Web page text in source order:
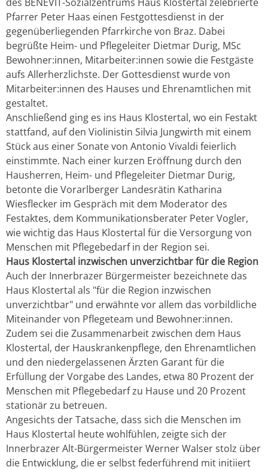
des BENEVIT-Sozialzentrums Haus Klostertal zelebrierte
Pfarrer Peter Haas einen Festgottesdienst in der
gegenüberliegenden Pfarrkirche von Braz. Dabei
begrüßte Heim- und Pflegeleiter Dietmar Durig, MSc
Bewohner:innen, Mitarbeiter:innen sowie die Festgäste
aufs Allerherzlichste. Der Gottesdienst wurde von
Mitarbeiter:innen des Hauses und Ehrenamtlichen mit
gestaltet.
Anschließend ging es ins Haus Klostertal, wo ein Festakt
stattfand, auf den Violinistin Silvia Jungwirth mit einem
Stück aus einer Sonate von Antonio Vivaldi feierlich
einstimmte. Nach einer kurzen Eröffnung durch den
Hausherren, Heim- und Pflegeleiter Dietmar Durig,
betonte die Vorarlberger Landesrätin Katharina
Wiesflecker im Gespräch mit dem Moderator des
Festaktes, dem Kommunikationsberater Peter Vogler,
wie wichtig das Haus Klostertal für die Versorgung von
Menschen mit Pflegebedarf in der Region sei.
Haus Klostertal inzwischen unverzichtbar für die Region
Auch der Innerbrazer Bürgermeister bezeichnete das
Haus Klostertal als "für die Region inzwischen
unverzichtbar" und erwähnte vor allem das vorbildliche
Miteinander von Pflegeteam und Bewohner:innen.
Zudem sei die Zusammenarbeit zwischen dem Haus
Klostertal, der Hauskrankenpflege, den Ehrenamtlichen
und den niedergelassenen Ärzten Garant für die
Erfüllung der Vorgabe des Landes, etwa 80 Prozent der
Menschen mit Pflegebedarf zu Hause und 20 Prozent
stationär zu betreuen.
Angesichts der Tatsache, dass sich die Menschen im
Haus Klostertal heute wohlfühlen, zeigte sich der
Innerbrazer Alt-Bürgermeister Werner Walser stolz über
die Entwicklung, die er selbst federführend mit initiiert